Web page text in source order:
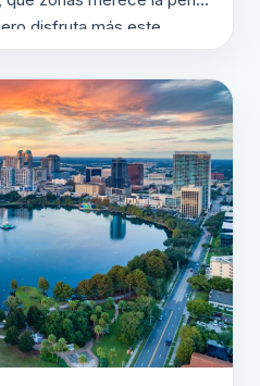
disfruta más este